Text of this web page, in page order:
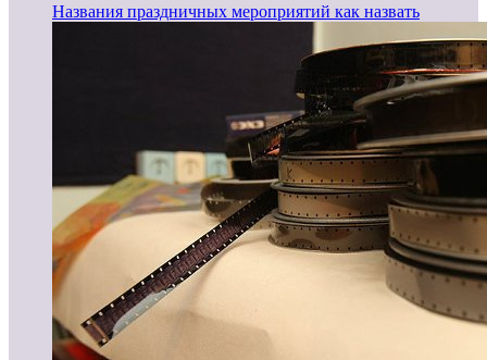
Названия праздничных мероприятий как назвать